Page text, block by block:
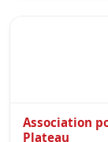
Association
Plateau